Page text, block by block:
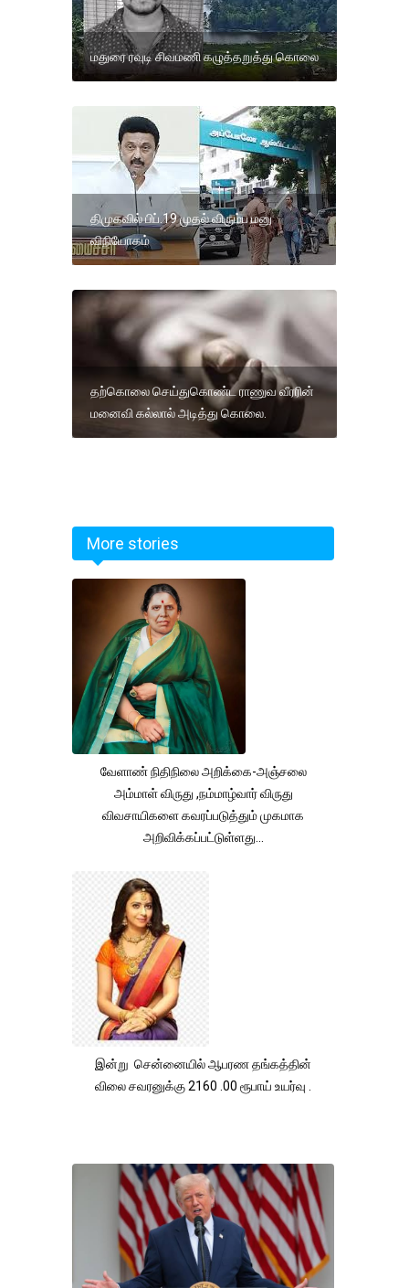
மதுரை ரவுடி சிவமணி கழுத்தறுத்து கொலை
திமுகவில் பிப்.19 முதல் விரும்ப மனு
விநியோகம்
தற்கொலை செய்துகொண்ட ராணுவ வீரரின்
மனைவி கல்லால் அடித்து கொலை.
More stories
வேளாண் நிதிநிலை அறிக்கை-அஞ்சலை
அம்மாள் விருது ,நம்மாழ்வார் விருது
விவசாயிகளை கவரப்படுத்தும் முகமாக
அறிவிக்கப்பட்டுள்ளது...
இன்று சென்னையில் ஆபரண தங்கத்தின்
விலை சவரனுக்கு 2160 .00 ரூபாய் உயர்வு .